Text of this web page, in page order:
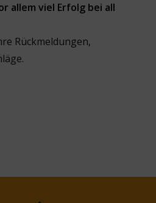
allem viel Erfolg bei all
Rückmeldungen,